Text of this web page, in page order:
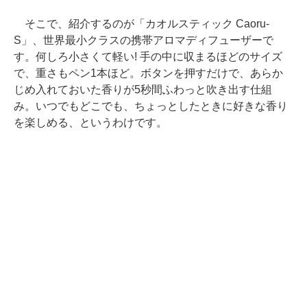
そこで、紹介するのが「カオルスティック Caoru-
S」、世界最小クラスの携帯アロマディフューザーで
す。何しろ小さくて軽い! 手の中に収まるほどのサイズ
で、重さもペン1本ほど。ボタンを押すだけで、あらか
じめ入れておいた香りが5秒間ふわっと吹き出す仕組
み。いつでもどこでも、ちょっとしたときに好きな香り
を楽しめる、というわけです。